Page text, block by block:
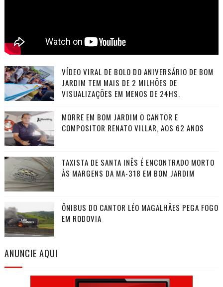
VÍDEO VIRAL DE BOLO DO ANIVERSÁRIO DE BOM
JARDIM TEM MAIS DE 2 MILHÕES DE
VISUALIZAÇÕES EM MENOS DE 24HS.
MORRE EM BOM JARDIM O CANTOR E
COMPOSITOR RENATO VILLAR, AOS 62 ANOS
TAXISTA DE SANTA INÊS É ENCONTRADO MORTO
ÀS MARGENS DA MA-318 EM BOM JARDIM
ÔNIBUS DO CANTOR LÉO MAGALHÃES PEGA FOGO
EM RODOVIA
ANUNCIE AQUI